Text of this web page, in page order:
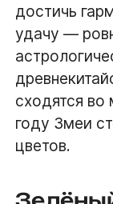
достичь
удачу —
сходятся во
году Змеи
цветов.